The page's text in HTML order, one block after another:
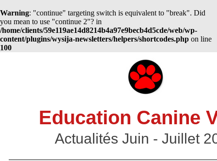
Warning: "continue" targeting switch is equivalent to "break". Did
you mean to use "continue 2"? in
/home/clients/59e119ae14d8214b4a97e9becb4d5cde/web/wp-
content/plugins/wysija-newsletters/helpers/shortcodes.php on line
100
Education Canine
Actualités Juin - Juillet